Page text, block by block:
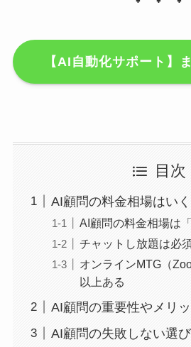
【AI自動化サポート】
目次
AI顧問の料金相場はいく
AI顧問の料金相場は
チャットし放題は必
オンラインMTG（
以上ある
AI顧問の重要性やメリッ
AI顧問の失敗しない選